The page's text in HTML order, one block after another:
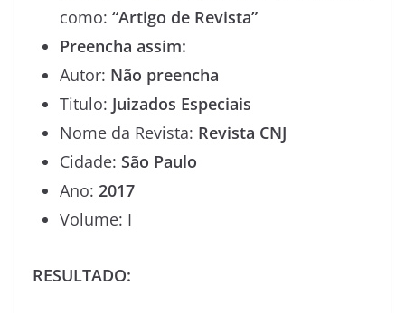
como: “Artigo de Revista”
Preencha assim:
Autor: Não preencha
Titulo: Juizados Especiais
Nome da Revista: Revista CNJ
Cidade: São Paulo
Ano: 2017
Volume: I
RESULTADO: